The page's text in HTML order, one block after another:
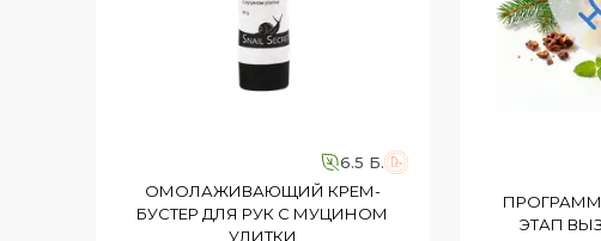
перестали слоиться и ломаться, а волосы
ухоженными.
ожидала, что эффект будет настолько
поиграть в волейбол больше часа, не
тоже удивлены: до этого такой
6.5 Б.
ОМОЛАЖИВАЮЩИЙ КРЕМ-
БУСТЕР ДЛЯ РУК С МУЦИНОМ
УЛИТКИ
ЭТАП